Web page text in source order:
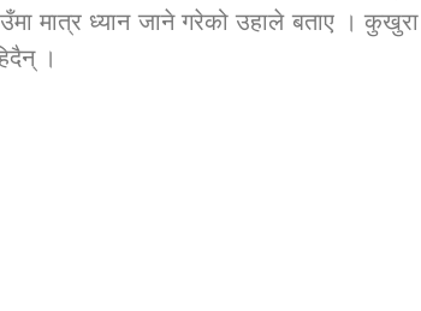
मात्र ध्यान जाने गरेको उहाले बताए । कुखुरा
।